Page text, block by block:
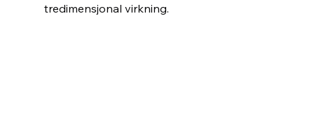
tredimensjonal virkning.